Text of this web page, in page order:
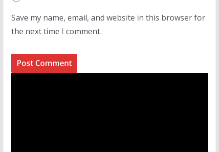
Save my name, email, and website in this browser for
the next time I comment.